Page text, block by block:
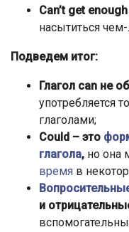
Can’t get
насытиться
Подведем итог:
Глагол can не
употребляется
глаголами;
Could – это
глагола, но она
время в
и